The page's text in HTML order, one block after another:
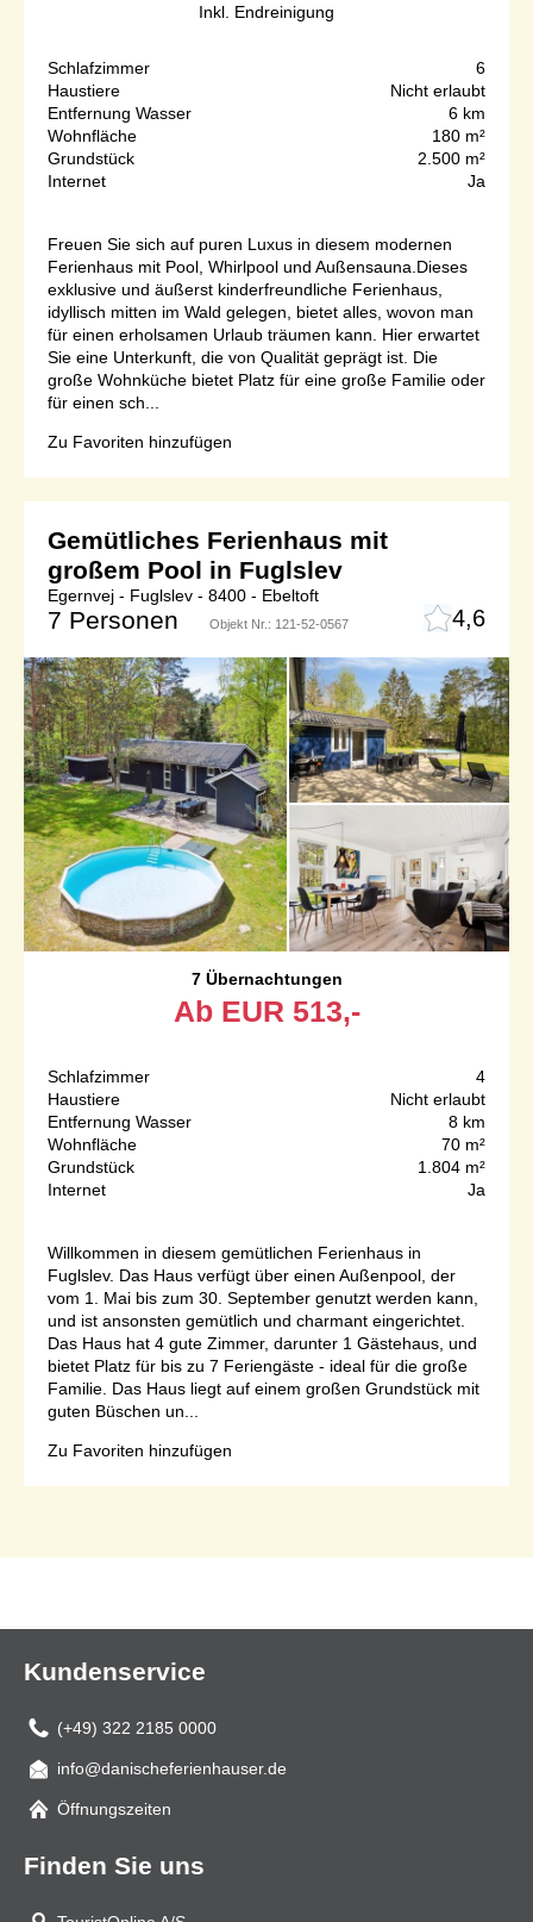
Inkl. Endreinigung
Schlafzimmer
6
Haustiere
Nicht erlaubt
Entfernung Wasser
6 km
Wohnfläche
180 m²
Grundstück
2.500 m²
Internet
Ja
Freuen Sie sich auf puren Luxus in diesem modernen
Ferienhaus mit Pool, Whirlpool und Außensauna.Dieses
exklusive und äußerst kinderfreundliche Ferienhaus,
idyllisch mitten im Wald gelegen, bietet alles, wovon man
für einen erholsamen Urlaub träumen kann. Hier erwartet
Sie eine Unterkunft, die von Qualität geprägt ist. Die
große Wohnküche bietet Platz für eine große Familie oder
für einen sch...
Zu Favoriten hinzufügen
Gemütliches Ferienhaus mit
großem Pool in Fuglslev
Egernvej - Fuglslev - 8400 - Ebeltoft
7 Personen Objekt Nr.: 121-52-0567 4,6
7 Übernachtungen
Ab EUR 513,-
Schlafzimmer
4
Haustiere
Nicht erlaubt
Entfernung Wasser
8 km
Wohnfläche
70 m²
Grundstück
1.804 m²
Internet
Ja
Willkommen in diesem gemütlichen Ferienhaus in
Fuglslev. Das Haus verfügt über einen Außenpool, der
vom 1. Mai bis zum 30. September genutzt werden kann,
und ist ansonsten gemütlich und charmant eingerichtet.
Das Haus hat 4 gute Zimmer, darunter 1 Gästehaus, und
bietet Platz für bis zu 7 Feriengäste - ideal für die große
Familie. Das Haus liegt auf einem großen Grundstück mit
guten Büschen un...
Zu Favoriten hinzufügen
Kundenservice
(+49) 322 2185 0000
Mail
info@danischeferienhauser.de
Öffnungszeiten
Finden Sie uns